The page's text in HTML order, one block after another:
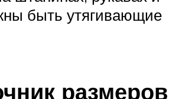
быть утягивающие
размеров